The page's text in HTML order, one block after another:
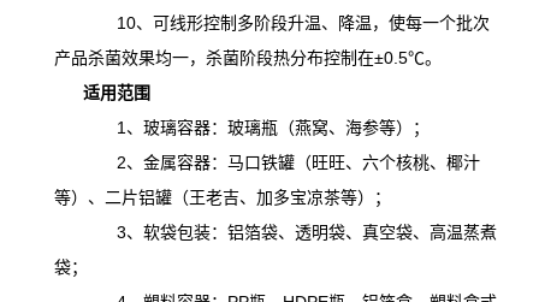
10、可线形控制多阶段升温、降温， 使每一个批次
产品杀菌效果均一，杀菌阶段热分布控制在±0.5℃。
适用范围
1、玻璃容器：玻璃瓶（燕窝、海参等）；
2、金属容器：马口铁罐（旺旺、六个核桃、椰汁
等）、二片铝罐（王老吉、加多宝凉茶等）；
3、软袋包装：铝箔袋、透明袋、真空袋、高温蒸煮
袋；